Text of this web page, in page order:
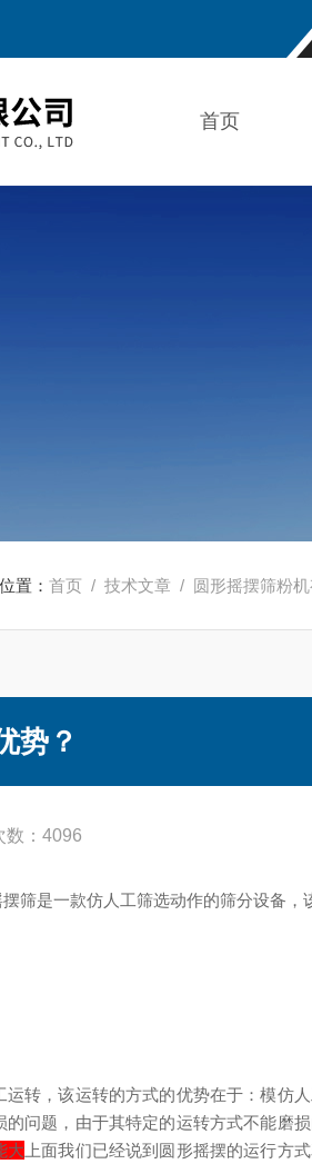
首页
置：首页 /技术文章 / 圆形摇摆筛粉机
势？
数：4096
筛是一款仿人工筛选动作的筛分设备
转，该运转的方式的优势在于：模
问题，由于其特定的运转方式不能磨
大 上面我们已经说到圆形摇摆的运行方